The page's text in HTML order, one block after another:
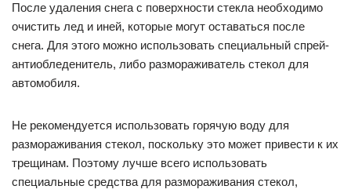
После удаления снега с поверхности стекла необходимо
очистить лед и иней, которые могут оставаться после
снега. Для этого можно использовать специальный спрей-
антиобледенитель, либо размораживатель стекол для
автомобиля.
Не рекомендуется использовать горячую воду для
размораживания стекол, поскольку это может привести к их
трещинам. Поэтому лучше всего использовать
специальные средства для размораживания стекол,